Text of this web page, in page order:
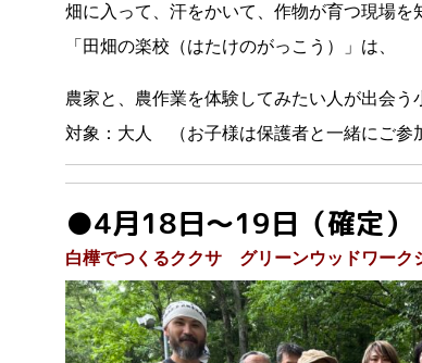
畑に入って、汗をかいて、作物が育つ現場を
「田畑の楽校（はたけのがっこう）」は、
農家と、農作業を体験してみたい人が出会う
対象：大人 （お子様は保護者と一緒にご参
●4月18日～19日（確定）
白樺でつくるククサ グリーンウッドワーク